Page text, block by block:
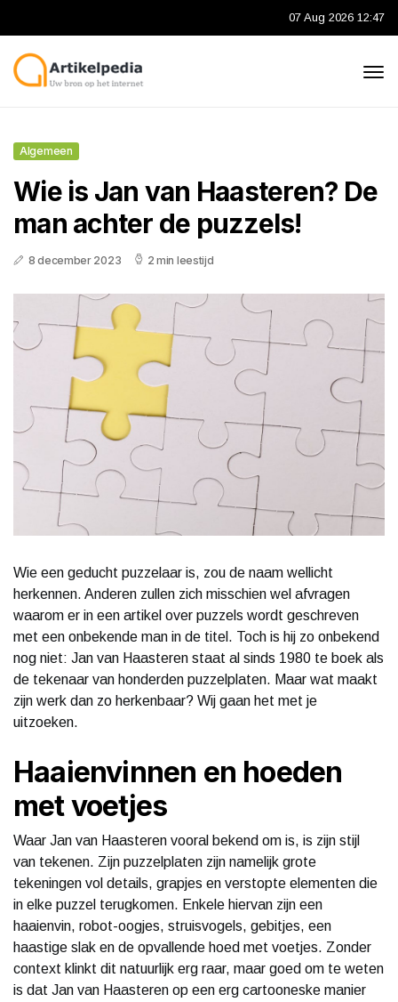
07 Aug 2026 12:47
Algemeen
Wie is Jan van Haasteren? De
man achter de puzzels!
8 december 2023 2 min leestijd
Wie een geducht puzzelaar is, zou de naam wellicht
herkennen. Anderen zullen zich misschien wel afvragen
waarom er in een artikel over puzzels wordt geschreven
met een onbekende man in de titel. Toch is hij zo onbekend
nog niet: Jan van Haasteren staat al sinds 1980 te boek als
de tekenaar van honderden puzzelplaten. Maar wat maakt
zijn werk dan zo herkenbaar? Wij gaan het met je
uitzoeken.
Haaienvinnen en hoeden
met voetjes
Waar Jan van Haasteren vooral bekend om is, is zijn stijl
van tekenen. Zijn puzzelplaten zijn namelijk grote
tekeningen vol details, grapjes en verstopte elementen die
in elke puzzel terugkomen. Enkele hiervan zijn een
haaienvin, robot-oogjes, struisvogels, gebitjes, een
haastige slak en de opvallende hoed met voetjes. Zonder
context klinkt dit natuurlijk erg raar, maar goed om te weten
is dat Jan van Haasteren op een erg cartooneske manier